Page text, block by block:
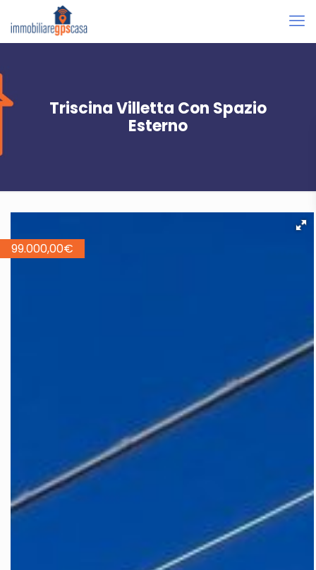
Triscina Villetta Con Spazio
Esterno
99.000,00€